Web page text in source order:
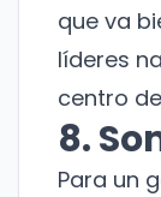
que va
líderes
centro
8.
Para un